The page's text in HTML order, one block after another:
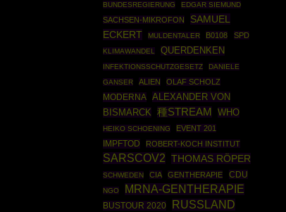
BUNDESREGIERUNG EDGAR SIEMUND
SACHSEN-MIKROFON
SAMUEL
ECKERT
MULDENTALER B0108 SPD
KLIMAWANDEL QUERDENKEN
INFEKTIONSSCHUTZGESETZ
DANIELE
GANSER
ALIEN OLAF SCHOLZ
MODERNA ALEXANDER VON
BISMARCK
種STREAM WHO
HEIKO SCHOENING EVENT 201
IMPFTOD ROBERT-KOCH INSTITUT
SARSCOV2 THOMAS RÖPER
SCHWEDEN CIA GENTHERAPIE CDU
NGO MRNA-GENTHERAPIE
BUSTOUR 2020 RUSSLAND